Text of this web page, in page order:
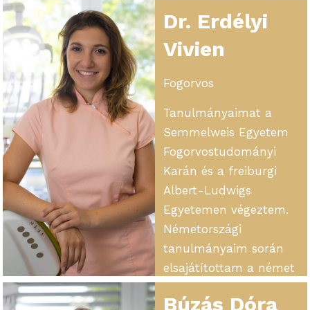
rendelőnkben
segítettem az
orvosaink munkáját.
mondhatom magamat,
tanulhattam tőlük.
Mindig érdeklődve
figyeltem a kezelések
folyamatát és teljesen
lenyűgözött az,
ahogyan a páciensek
az önbizalmukat
visszakapták a
kezelések után. Ezek
során rájöttem arra,
Dr. Erdélyi
Vivien
Fogorvos
Tanulmányaimat a
Semmelweis Egyetem
Fogorvostudományi
Karán és a freiburgi
Albert-Ludwigs
Egyetemen végeztem.
Németországi
tanulmányaim során
elsajátítottam a német
szakmai nyelvet és
megismertem a
Búzás Dóra